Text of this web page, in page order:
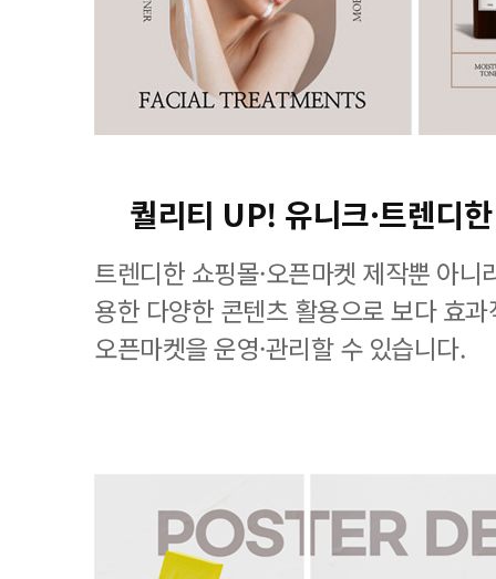
퀄리티 UP! 유니크·트렌디
트렌디한 쇼핑몰·오픈마켓 제작뿐 아
용한 다양한 콘텐츠 활용으로 보다 효
오픈마켓을 운영·관리할 수 있습니다.